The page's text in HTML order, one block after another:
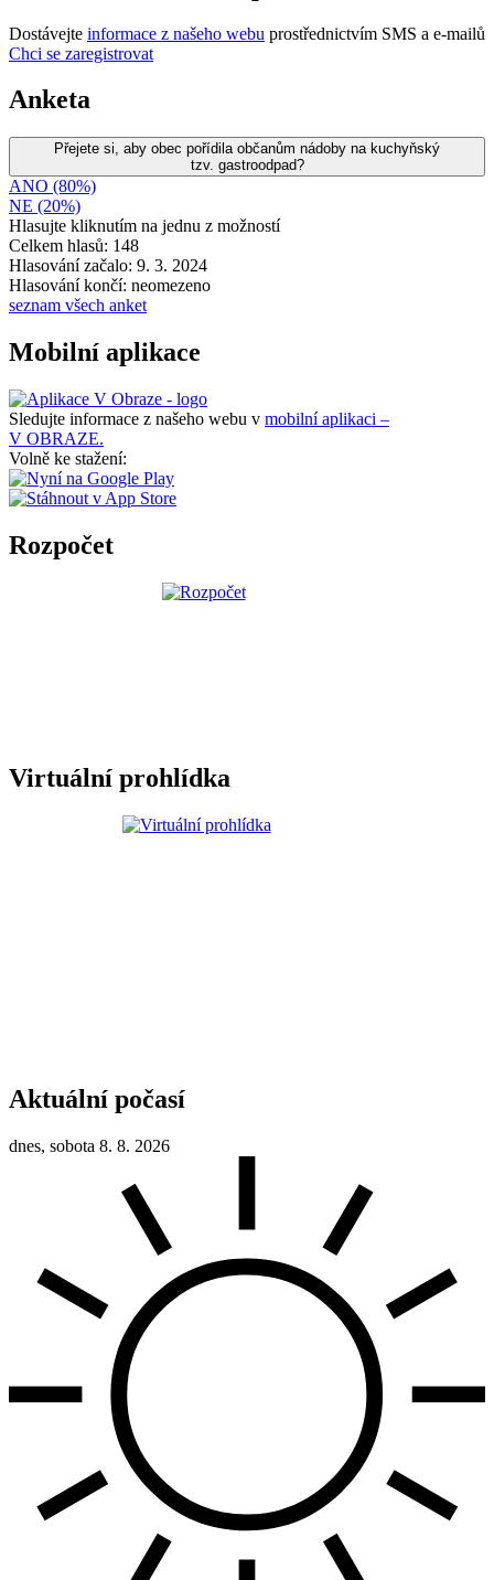
Dostávejte informace z našeho webu prostřednictvím SMS a e-mailů
Chci se zaregistrovat
Anketa
Přejete si, aby obec pořídila občanům nádoby na kuchyňský
tzv. gastroodpad?
ANO (80%)
NE (20%)
Hlasujte kliknutím na jednu z možností
Celkem hlasů: 148
Hlasování začalo: 9. 3. 2024
Hlasování končí: neomezeno
seznam všech anket
Mobilní aplikace
Sledujte informace z našeho webu v mobilní aplikaci –
V OBRAZE.
Volně ke stažení:
Rozpočet
Virtuální prohlídka
Aktuální počasí
dnes, sobota 8. 8. 2026